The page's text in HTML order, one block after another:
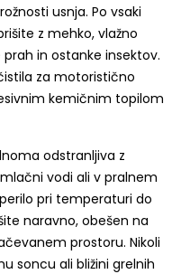
usnja. Po vsaki
z mehko, vlažno
in ostanke insektov.
za motoristično
kemičnim topilom
odstranljiva z
vodi ali v pralnem
pri temperaturi do
naravno, obešen na
prostoru. Nikoli
soncu ali bližini grelnih